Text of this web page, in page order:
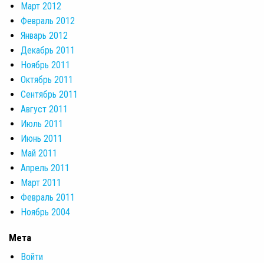
Март 2012
Февраль 2012
Январь 2012
Декабрь 2011
Ноябрь 2011
Октябрь 2011
Сентябрь 2011
Август 2011
Июль 2011
Июнь 2011
Май 2011
Апрель 2011
Март 2011
Февраль 2011
Ноябрь 2004
Мета
Войти